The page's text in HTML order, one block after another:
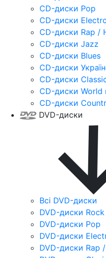
CD-диски Pop
CD-диски
CD-диски Rap /
CD-диски Jazz
CD-диски Blues
CD-диски
CD-диски
CD-диски World
CD-диски
DVD-диски
Всі DVD-диски
DVD-диски Rock
DVD-диски Pop
DVD-диски
DVD-диски Rap